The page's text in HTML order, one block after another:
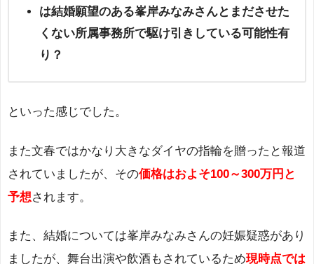
は結婚願望のある峯岸みなみさんとまださせた
くない所属事務所で駆け引きしている可能性有
り？
といった感じでした。
また文春ではかなり大きなダイヤの指輪を贈ったと報道
されていましたが、その価格はおよそ100～300万円と
予想されます。
また、結婚については峯岸みなみさんの妊娠疑惑があり
ましたが、舞台出演や飲酒もされているため現時点では